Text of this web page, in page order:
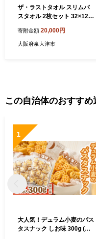
ザ・ラストタオル スリムバ
スタオル 2枚セット 32×120
寄附金額 20,000円
大阪府泉大津市
この自治体のおすすめ
1
大人気！デュラム小麦のパス
タスナック しお味 300g (約5